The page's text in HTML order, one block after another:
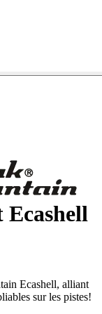
Ecashell
Ecashell, alliant
sur les pistes!